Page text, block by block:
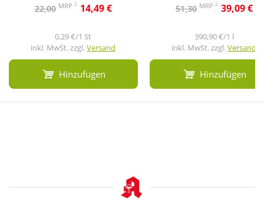
22,00 MRP 2 14,49 €
0,29 €/1 St
inkl. MwSt. zzgl.Versand
Hinzufügen
51,30 MRP 2 39,09 €
390,90 €/1 l
inkl. MwSt. zzgl.Versand
Hinzufügen